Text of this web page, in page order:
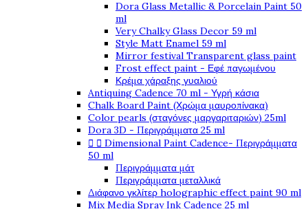
Dora Glass Metallic & Porcelain Paint 50
ml
Very Chalky Glass Decor 59 ml
Style Matt Enamel 59 ml
Mirror festival Transparent glass paint
Frost effect paint - Εφέ παγωμένου
Κρέμα χάραξης γυαλιού
Antiquing Cadence 70 ml - Υγρή κάσια
Chalk Board Paint (Χρώμα μαυροπίνακα)
Color pearls (σταγόνες μαργαριταριών) 25ml
Dora 3D - Περιγράμματα 25 ml
  Dimensional Paint Cadence- Περιγράμματα
50 ml
Περιγράμματα μάτ
Περιγράμματα μεταλλικά
Διάφανο γκλίτερ holographic effect paint 90 ml
Mix Media Spray Ink Cadence 25 ml